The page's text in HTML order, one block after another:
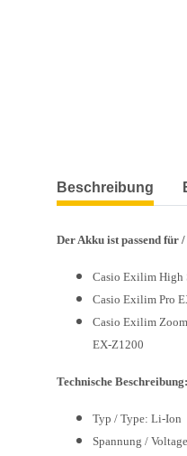
weitere
Beschreibung
Der Akku ist passend für
Casio Exilim High
Casio Exilim Pro
Casio Exilim
EX-Z1200
Technische Beschreibung:
Typ / Type: Li-Ion
Spannung /